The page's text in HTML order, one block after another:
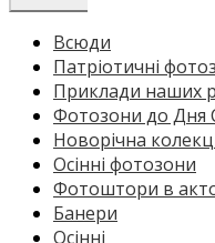
Всюди
Патріотичні
Приклади наших
Фотозони до Дня
Новорічна
Осінні фотозони
Фотоштори в
Банери
Осінні